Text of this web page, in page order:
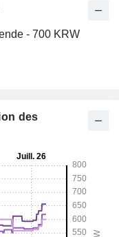
- 700 KRW
des